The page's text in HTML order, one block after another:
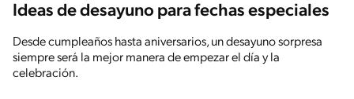
Ideas de desayuno para fechas especiales
Desde cumpleaños hasta aniversarios, un desayuno sorpresa
siempre será la mejor manera de empezar el día y la
celebración.